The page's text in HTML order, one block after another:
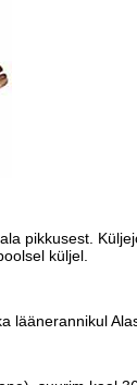
pikkusest.
küljel.
läänerannikul